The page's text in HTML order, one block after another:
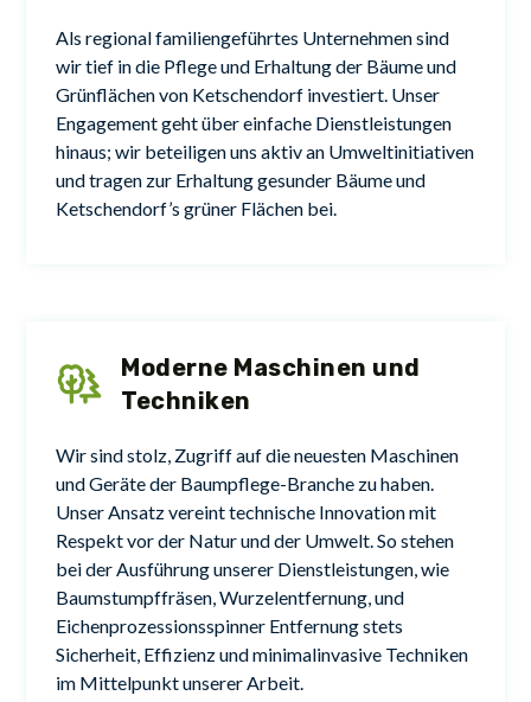
Als regional familiengeführtes Unternehmen sind
wir tief in die Pflege und Erhaltung der Bäume und
Grünflächen von Ketschendorf investiert. Unser
Engagement geht über einfache Dienstleistungen
hinaus; wir beteiligen uns aktiv an Umweltinitiativen
und tragen zur Erhaltung gesunder Bäume und
Ketschendorf’s grüner Flächen bei.
Moderne Maschinen und
Techniken
Wir sind stolz, Zugriff auf die neuesten Maschinen
und Geräte der Baumpflege-Branche zu haben.
Unser Ansatz vereint technische Innovation mit
Respekt vor der Natur und der Umwelt. So stehen
bei der Ausführung unserer Dienstleistungen, wie
Baumstumpffräsen, Wurzelentfernung, und
Eichenprozessionsspinner Entfernung stets
Sicherheit, Effizienz und minimalinvasive Techniken
im Mittelpunkt unserer Arbeit.